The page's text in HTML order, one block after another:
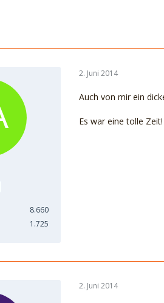
8.660
1.725
2. Juni 2014
Auch von mir ein
Es war eine tolle Zeit!
2. Juni 2014